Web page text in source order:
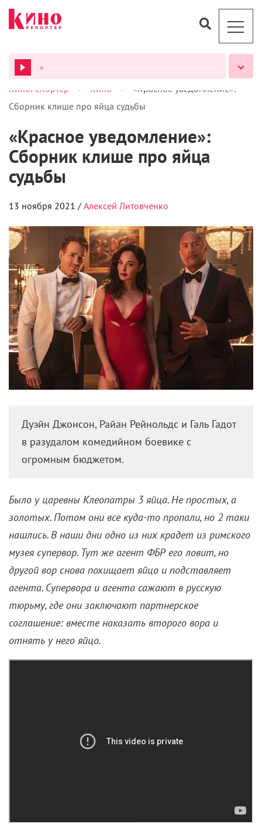
ВСЕ ПОДКАСТЫ
КиноРепортер > Кино >
«Красное уведомление»:
Сборник клише про яйца судьбы
«Красное уведомление»:
Сборник клише про яйца
судьбы
13 ноября 2021 / Алексей Литовченко
Дуэйн Джонсон, Райан Рейнольдс и Галь Гадот
в разудалом комедийном боевике с
огромным бюджетом.
Было у царевны Клеопатры 3 яйца. Не простых, а
золотых. Потом они все куда-то пропали, но 2 таки
нашлись. В наши дни одно из них крадет из римского
музея супервор. Тут же агент ФБР его ловит, но
другой вор снова похищает яйцо и подставляет
агента. Супервора и агента сажают в русскую
тюрьму, где они заключают партнерское
соглашение: вместе наказать второго вора и
отнять у него яйцо.